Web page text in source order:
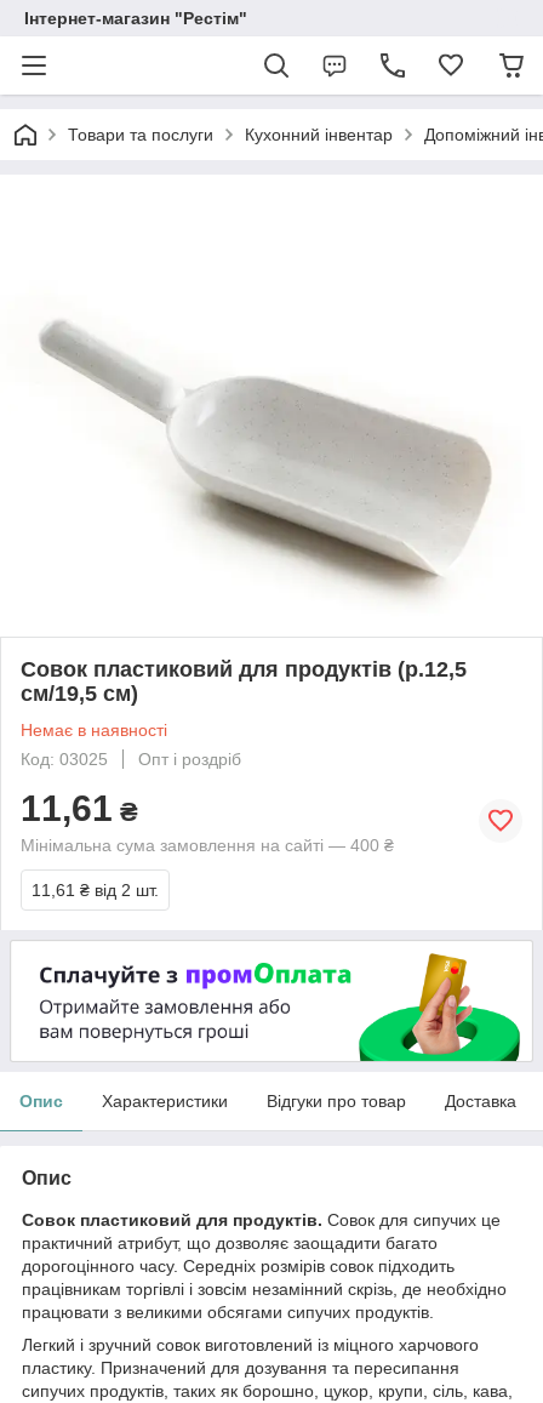
Інтернет-магазин "Рестім"
Товари та послуги Кухонний інвентар Допоміжний
Совок пластиковий для продуктів (р.12,5
см/19,5 см)
Немає в наявності
Код: 03025
Опт і роздріб
11,61 ₴
Мінімальна сума замовлення на сайті — 400 ₴
11,61 ₴ від 2 шт.
Опис Характеристики Відгуки про товар Доставка
Опис
Совок пластиковий для продуктів. Совок для сипучих це
практичний атрибут, що дозволяє заощадити багато
дорогоцінного часу. Середніх розмірів совок підходить
працівникам торгівлі і зовсім незамінний скрізь, де необхідно
працювати з великими обсягами сипучих продуктів.
Легкий і зручний совок виготовлений із міцного харчового
пластику. Призначений для дозування та пересипання
сипучих продуктів, таких як борошно, цукор, крупи, сіль, кава,